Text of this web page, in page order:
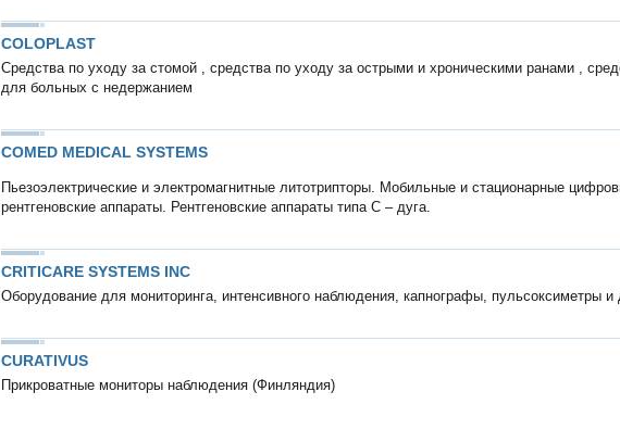
COLOPLAST
Средства по уходу за стомой , средства по уходу за острыми и хроническими ранами ,
для больных с недержанием
COMED MEDICAL SYSTEMS
Пьезоэлектрические и электромагнитные литотрипторы. Мобильные и стационарные
рентгеновские аппараты. Рентгеновские аппараты типа С – дуга.
CRITICARE SYSTEMS INC
Оборудование для мониторинга, интенсивного наблюдения, капнографы, пульсоксиметры и
CURATIVUS
Прикроватные мониторы наблюдения (Финляндия)